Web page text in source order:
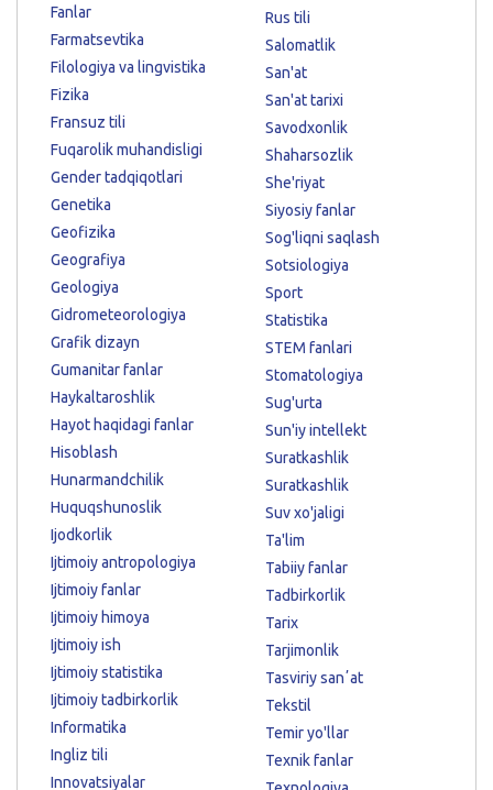
Fanlar
Farmatsevtika
Filologiya va lingvistika
Fizika
Fransuz tili
Fuqarolik muhandisligi
Gender tadqiqotlari
Genetika
Geofizika
Geografiya
Geologiya
Gidrometeorologiya
Grafik dizayn
Gumanitar fanlar
Haykaltaroshlik
Hayot haqidagi fanlar
Hisoblash
Hunarmandchilik
Huquqshunoslik
Ijodkorlik
Ijtimoiy antropologiya
Ijtimoiy fanlar
Ijtimoiy himoya
Ijtimoiy ish
Ijtimoiy statistika
Ijtimoiy tadbirkorlik
Informatika
Ingliz tili
Innovatsiyalar
Rus tili
Salomatlik
San'at
San'at tarixi
Savodxonlik
Shaharsozlik
She'riyat
Siyosiy fanlar
Sog'liqni saqlash
Sotsiologiya
Sport
Statistika
STEM fanlari
Stomatologiya
Sug'urta
Sun'iy intellekt
Suratkashlik
Suratkashlik
Suv xo'jaligi
Ta'lim
Tabiiy fanlar
Tadbirkorlik
Tarix
Tarjimonlik
Tasviriy sanʼat
Tekstil
Temir yo'llar
Texnik fanlar